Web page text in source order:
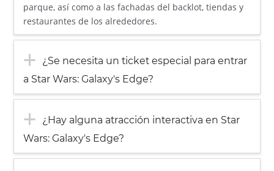
parque, así como a las fachadas del backlot, tiendas y
restaurantes de los alrededores.
¿Se necesita un ticket especial para entrar
a Star Wars: Galaxy's Edge?
¿Hay alguna atracción interactiva en Star
Wars: Galaxy's Edge?